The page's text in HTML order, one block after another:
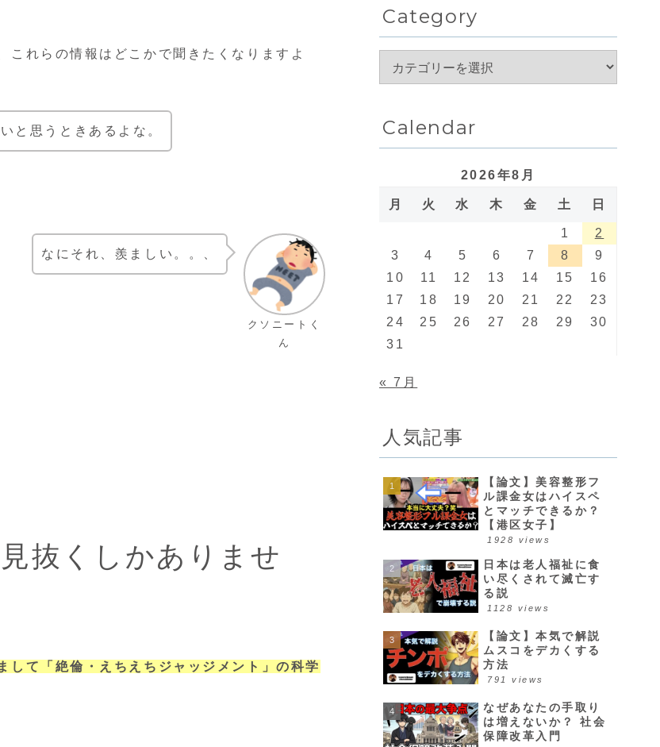
これらの情報はどこかで聞きたくなりますよ
と思うときあるよな。
クソニートく
ん
なにそれ、羨ましい。。、
抜くしかありませ
して「絶倫・えちえちジャッジメント」の科学
Category
Calendar
2026年8月
月 火 水 木 金 土 日
1
2
3
4 5 6 7 8
9
10
11 12 13 14 15
16
17
18 19 20 21 22
23
24
25 26 27 28 29
30
31
« 7月
人気記事
【論文】美容整形フ
ル課金女はハイスペ
とマッチできるか？
【港区女子】
1928 views
日本は老人福祉に食
い尽くされて滅亡す
る説
1128 views
【論文】本気で解説
ムスコをデカくする
方法
791 views
なぜあなたの手取り
は増えないか？ 社会
保障改革入門